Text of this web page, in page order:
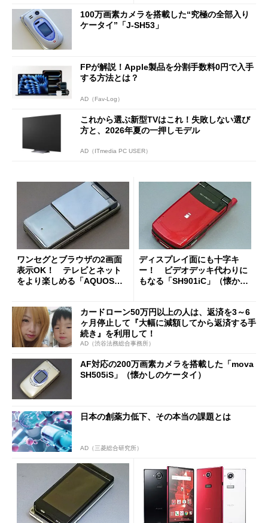
100万画素カメラを搭載した“究極の全部入り
ケータイ”「J-SH53」
FPが解説！Apple製品を分割手数料0円で入手
する方法とは？
AD（Fav-Log）
これから選ぶ新型TVはこれ！失敗しない選び
方と、2026年夏の一押しモデル
AD（ITmedia PC USER）
ワンセグとブラウザの2画面
表示OK！ テレビとネット
をより楽しめる「AQUOSケ
ディスプレイ面にも十字キ
ー！ ビデオデッキ代わりに
もなる「SH901iC」（懐かし
カードローン50万円以上の人は、返済を3～6
ヶ月停止して『大幅に減額してから返済する手
続き』を利用して！
AD（渋谷法務総合事務所）
AF対応の200万画素カメラを搭載した「mova
SH505iS」（懐かしのケータイ）
日本の創薬力低下、その本当の課題とは
AD（三菱総合研究所）